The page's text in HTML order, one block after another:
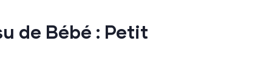
de Bébé : Petit